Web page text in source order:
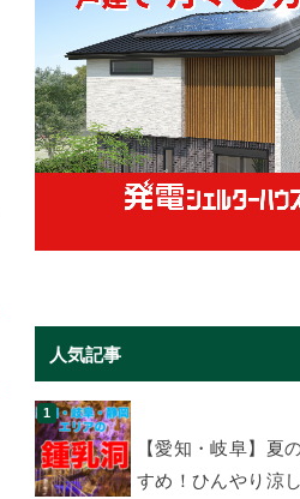
人気記事
【愛知・岐阜】夏
すめ！ひんやり涼